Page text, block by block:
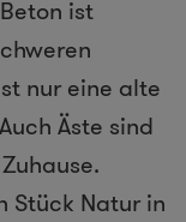
ist
nur eine alte
Äste sind
Stück Natur in